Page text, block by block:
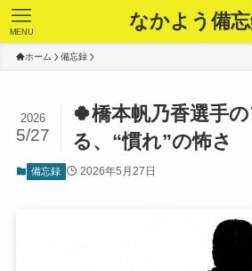
なかよう備
MENU
ホーム 備忘録
🍀橋本帆乃香選手
る、“慣れ”の怖さ
2026
5/27
備忘録 2026年5月27日